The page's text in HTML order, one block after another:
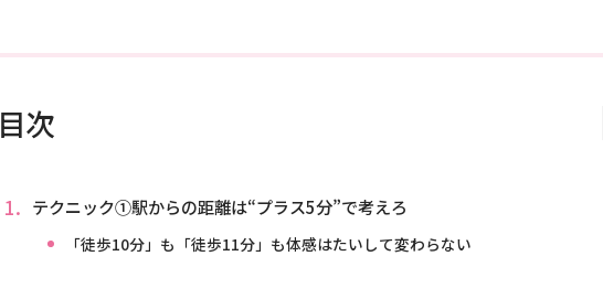
目次
テクニック①駅からの距離は“プラス5分”で考えろ
「徒歩10分」も「徒歩11分」も体感はたいして変わらない